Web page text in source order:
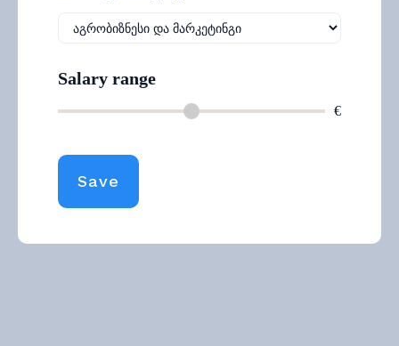
Salary range
€
Save